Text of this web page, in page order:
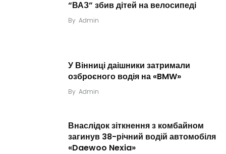
“ВАЗ” збив дітей на велосипеді
By Admin
У Вінниці даішники затримали
озброєного водія на «BMW»
By Admin
Внаслідок зіткнення з комбайном
загинув 38-річний водій автомобіля
«Daewoo Nexia»